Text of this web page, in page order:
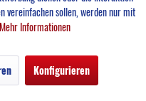
vereinfachen sollen, werden nur mit
Mehr Informationen
Konfigurieren